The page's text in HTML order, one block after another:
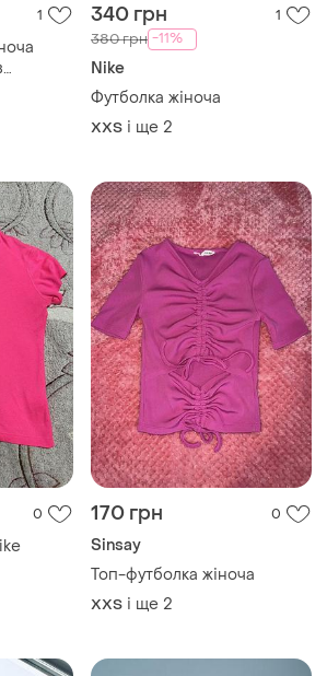
1 340 грн 1
380 грн -11%
Nike
Футболка жіноча
XХS і ще 2
0 170 грн 0
Sinsay
Топ-футболка жіноча
XХS і ще 2